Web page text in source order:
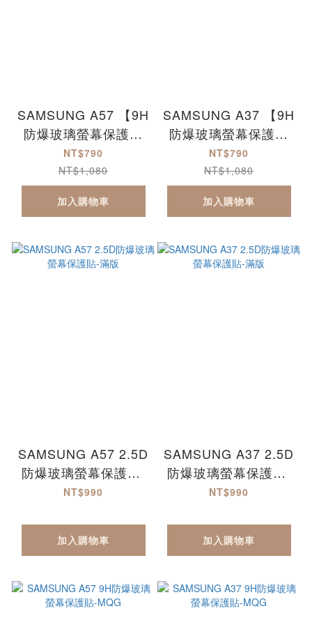
SAMSUNG A57 【9H
防爆玻璃螢幕保護貼
+軍規認證軟硬防摔
殼】超值組合包
NT$790
NT$1,080
加入購物車
SAMSUNG A37 【9H
防爆玻璃螢幕保護貼
+軍規認證軟硬防摔
殼】超值組合包
NT$790
NT$1,080
加入購物車
SAMSUNG A57 2.5D
防爆玻璃螢幕保護貼-
滿版
NT$990
加入購物車
SAMSUNG A37 2.5D
防爆玻璃螢幕保護貼-
滿版
NT$990
加入購物車